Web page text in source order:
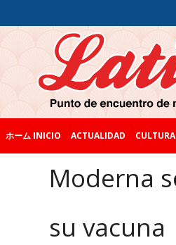
ホーム INICIO ACTUALIDAD
Moderna
su vacuna